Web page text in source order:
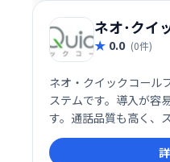
ネオ･クイ
0.0 (0件)
ネオ・クイックコール
ステムです。導入が容
す。通話品質も高く、
を実現します。多様
し、企業規模を問わず